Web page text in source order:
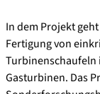
In dem Projekt
Fertigung von
Gasturbinen. Das